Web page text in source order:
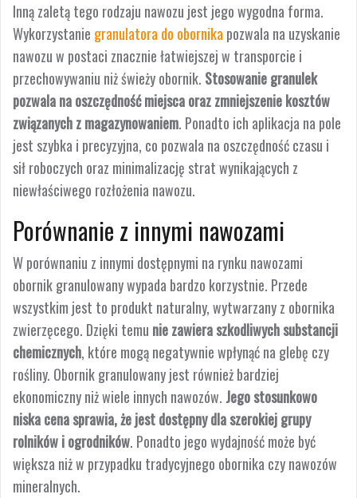
Inną zaletą tego rodzaju nawozu jest jego wygodna forma.
Wykorzystanie granulatora do obornikapozwala na uzyskanie
nawozu w postaci znacznie łatwiejszej w transporcie i
przechowywaniu niż świeży obornik. Stosowanie granulek
pozwala na oszczędność miejsca oraz zmniejszenie kosztów
związanych z magazynowaniem. Ponadto ich aplikacja na pole
jest szybka i precyzyjna, co pozwala na oszczędność czasu i
sił roboczych oraz minimalizację strat wynikających z
niewłaściwego rozłożenia nawozu.
Porównanie z innymi nawozami
W porównaniu z innymi dostępnymi na rynku nawozami
obornik granulowany wypada bardzo korzystnie. Przede
wszystkim jest to produkt naturalny, wytwarzany z obornika
zwierzęcego. Dzięki temu nie zawiera szkodliwych substancji
chemicznych, które mogą negatywnie wpłynąć na glebę czy
rośliny. Obornik granulowany jest również bardziej
ekonomiczny niż wiele innych nawozów. Jego stosunkowo
niska cena sprawia, że jest dostępny dla szerokiej grupy
rolników i ogrodników. Ponadto jego wydajność może być
większa niż w przypadku tradycyjnego obornika czy nawozów
mineralnych.